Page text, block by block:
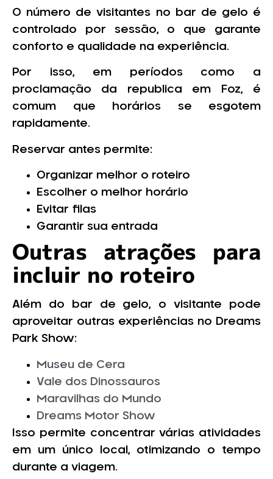
O número de visitantes no bar de gelo é
controlado por sessão, o que garante
conforto e qualidade na experiência.
Por isso, em períodos como a
proclamação da republica em Foz, é
comum que horários se esgotem
rapidamente.
Reservar antes permite:
Organizar melhor o roteiro
Escolher o melhor horário
Evitar filas
Garantir sua entrada
Outras atrações para
incluir no roteiro
Além do bar de gelo, o visitante pode
aproveitar outras experiências no Dreams
Park Show:
Museu de Cera
Vale dos Dinossauros
Maravilhas do Mundo
Dreams Motor Show
Isso permite concentrar várias atividades
em um único local, otimizando o tempo
durante a viagem.